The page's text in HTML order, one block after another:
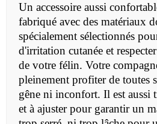
Un accessoire aussi
fabriqué avec des matériaux
spécialement sélectionnés
d'irritation cutanée et
de votre félin. Votre
pleinement profiter de toutes
gêne ni inconfort. Il est aussi
et à ajuster pour garantir un